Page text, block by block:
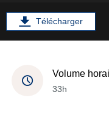
Télécharger
Volume
33h